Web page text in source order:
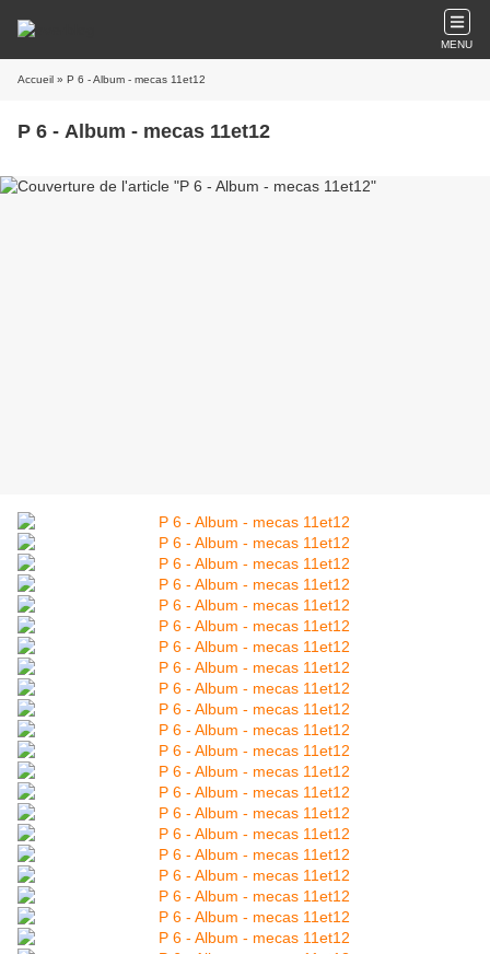
MENU
Accueil » P 6 - Album - mecas 11et12
P 6 - Album - mecas 11et12